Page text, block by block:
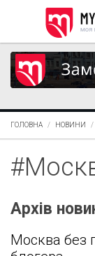
ГОЛОВНА НОВИНИ
Архів
Москва без